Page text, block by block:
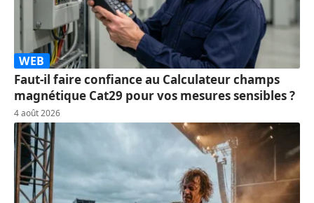
WEB
Faut-il faire confiance au Calculateur champs
magnétique Cat29 pour vos mesures sensibles ?
4 août 2026